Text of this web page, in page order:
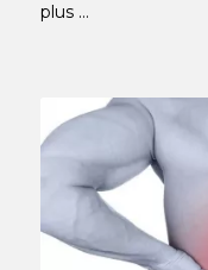
plus …